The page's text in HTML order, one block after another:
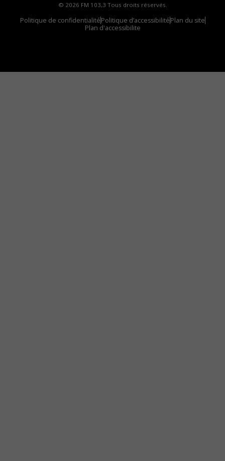
© 2026 FM 103,3 Tous droits réservés.
Politique de confidentialitéPolitique d’accessibilitéPlan du site
Plan d'accessibilite